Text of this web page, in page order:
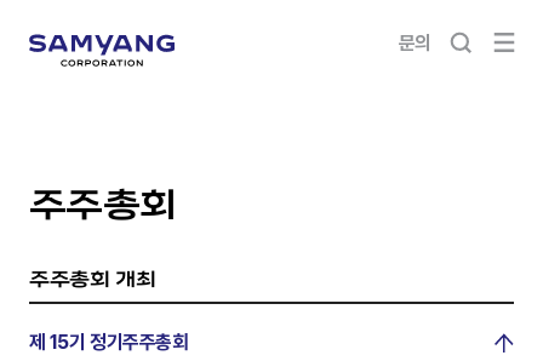
문의
주주총회
주주총회 개최
제 15기 정기주주총회